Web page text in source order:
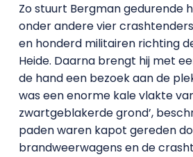
Zo stuurt Bergman gedurende
onder andere vier
en honderd militairen richting
Heide. Daarna brengt hij met
de hand een bezoek aan de
was een enorme kale vlakte
zwartgeblakerde grond’,
paden waren kapot gereden
brandweerwagens en de